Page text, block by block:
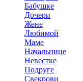
Бабушке
Дочери
Жене
Любимой
Маме
Начальнице
Невестке
Подруге
Свекрови